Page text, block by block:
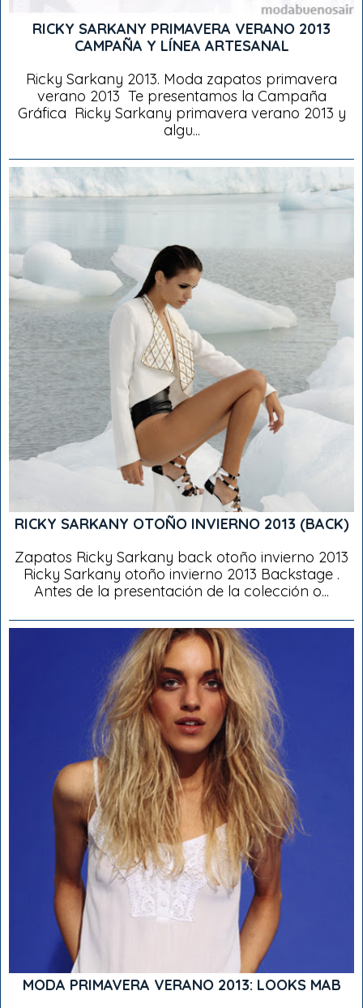
RICKY SARKANY PRIMAVERA VERANO 2013
CAMPAÑA Y LÍNEA ARTESANAL
Ricky Sarkany 2013. Moda zapatos primavera
verano 2013 Te presentamos la Campaña
Gráfica Ricky Sarkany primavera verano 2013 y
algu...
RICKY SARKANY OTOÑO INVIERNO 2013 (BACK)
Zapatos Ricky Sarkany back otoño invierno 2013
Ricky Sarkany otoño invierno 2013 Backstage .
Antes de la presentación de la colección o...
MODA PRIMAVERA VERANO 2013: LOOKS MAB